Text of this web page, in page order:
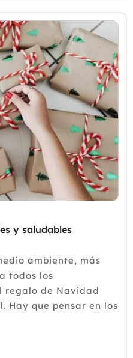
y saludables
ambiente, más
todos los
regalo de Navidad
Hay que pensar en los
dispuestos a